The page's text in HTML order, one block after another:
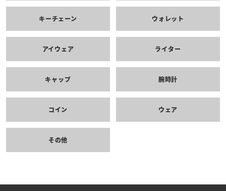
キーチェーン ウォレット
アイウェア ライター
キャップ 腕時計
コイン ウェア
その他